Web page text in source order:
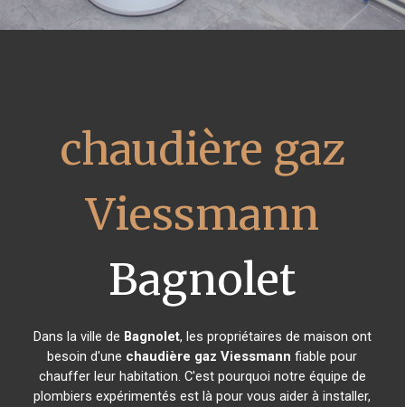
chaudière gaz
Viessmann
Bagnolet
Dans la ville de Bagnolet, les propriétaires de maison ont
besoin d'une chaudière gaz Viessmann fiable pour
chauffer leur habitation. C'est pourquoi notre équipe de
plombiers expérimentés est là pour vous aider à installer,